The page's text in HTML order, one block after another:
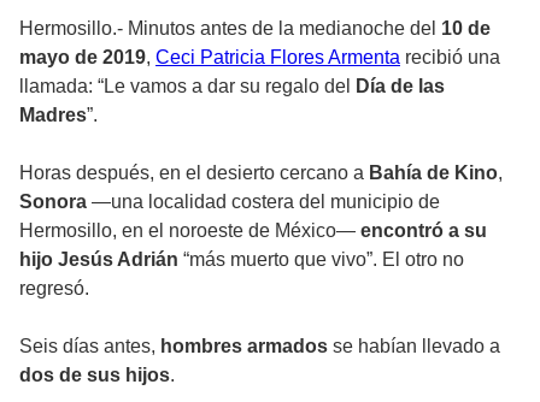
Hermosillo.- Minutos antes de la medianoche del 10 de
mayo de 2019, Ceci Patricia Flores Armenta recibió una
llamada: “Le vamos a dar su regalo del
Día de las
Madres”.
Horas después, en el desierto cercano a Bahía de Kino,
Sonora —una localidad costera del municipio de
Hermosillo, en el noroeste de México— encontró a su
hijo Jesús Adrián “más muerto que vivo”. El otro no
regresó.
Seis días antes, hombres armados se habían llevado a
dos de sus hijos.